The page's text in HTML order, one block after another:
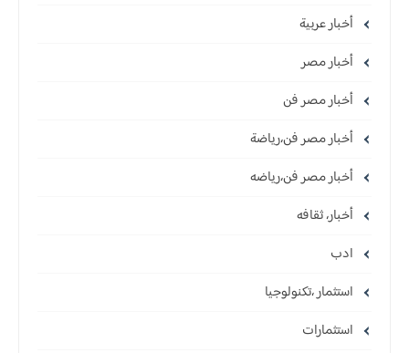
أخبار عربية
أخبار مصر
أخبار مصر فن
أخبار مصر فن،رياضة
أخبار مصر فن،رياضه
أخبار، ثقافه
ادب
استثمار ،تكنولوجيا
استثمارات